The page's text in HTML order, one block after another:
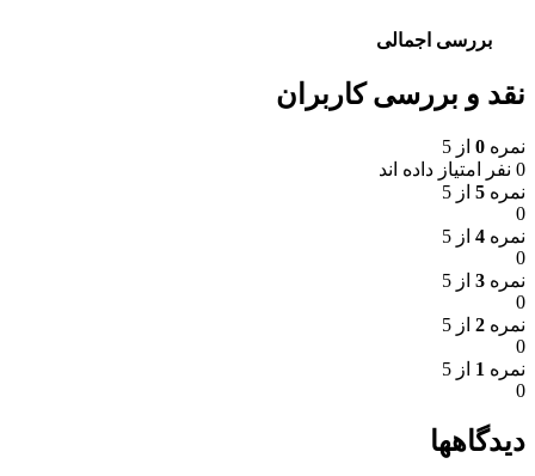
بررسی اجمالی
نقد و بررسی کاربران
نمره 0 از 5
0 نفر امتیاز داده اند
نمره 5 از 5
0
نمره 4 از 5
0
نمره 3 از 5
0
نمره 2 از 5
0
نمره 1 از 5
0
دیدگاهها